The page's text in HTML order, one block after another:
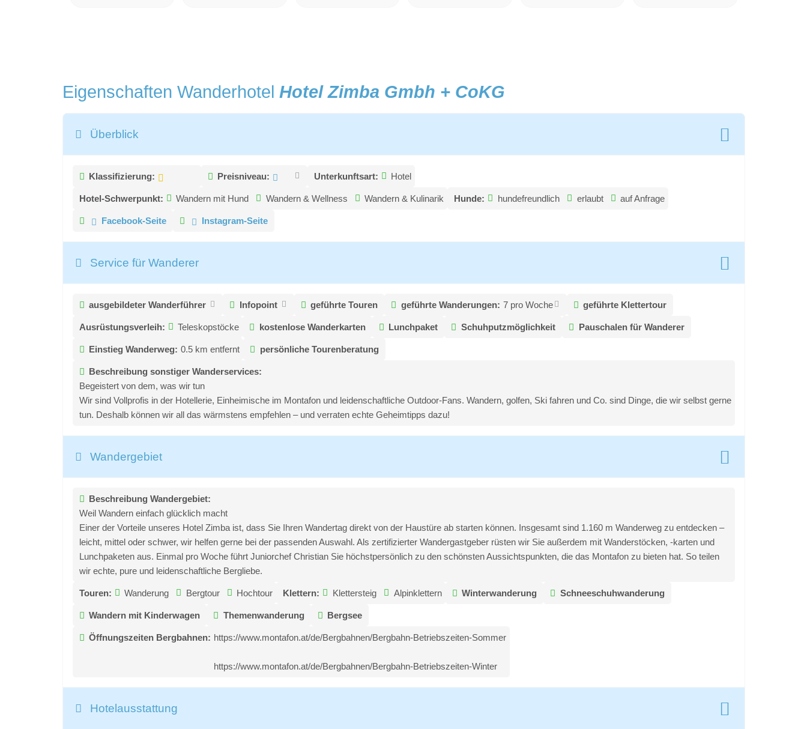
Eigenschaften Wanderhotel Hotel Zimba Gmbh + CoKG
Überblick
Klassifizierung: Preisniveau: Unterkunftsart: Hotel
Hotel-Schwerpunkt: Wandern mit Hund Wandern & Wellness Wandern & Kulinarik Hunde: hundefreundlich erlaubt auf Anfrage
Facebook-Seite Instagram-Seite
Service für Wanderer
ausgebildeter Wanderführer Infopoint geführte Touren geführte Wanderungen: 7 pro Woche geführte Klettertour
Ausrüstungsverleih: Teleskopstöcke kostenlose Wanderkarten Lunchpaket Schuhputzmöglichkeit Pauschalen für Wanderer
Einstieg Wanderweg: 0.5 km entfernt persönliche Tourenberatung
Beschreibung sonstiger Wanderservices:
Begeistert von dem, was wir tun
Wir sind Vollprofis in der Hotellerie, Einheimische im Montafon und leidenschaftliche Outdoor-Fans. Wandern, golfen, Ski fahren und Co. sind Dinge, die wir selbst gerne
tun. Deshalb können wir all das wärmstens empfehlen – und verraten echte Geheimtipps dazu!
Wandergebiet
Beschreibung Wandergebiet:
Weil Wandern einfach glücklich macht
Einer der Vorteile unseres Hotel Zimba ist, dass Sie Ihren Wandertag direkt von der Haustüre ab starten können. Insgesamt sind 1.160 m Wanderweg zu entdecken –
leicht, mittel oder schwer, wir helfen gerne bei der passenden Auswahl. Als zertifizierter Wandergastgeber rüsten wir Sie außerdem mit Wanderstöcken, -karten und
Lunchpaketen aus. Einmal pro Woche führt Juniorchef Christian Sie höchstpersönlich zu den schönsten Aussichtspunkten, die das Montafon zu bieten hat. So teilen
wir echte, pure und leidenschaftliche Bergliebe.
Touren: Wanderung Bergtour Hochtour Klettern: Klettersteig Alpinklettern Winterwanderung Schneeschuhwanderung
Wandern mit Kinderwagen Themenwanderung Bergsee
Öffnungszeiten Bergbahnen: https://www.montafon.at/de/Bergbahnen/Bergbahn-Betriebszeiten-Sommer
https://www.montafon.at/de/Bergbahnen/Bergbahn-Betriebszeiten-Winter
Hotelausstattung